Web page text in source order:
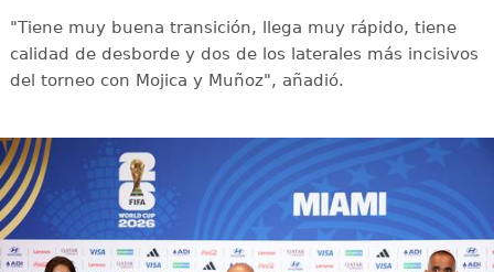
"Tiene muy buena transición, llega muy rápido, tiene
calidad de desborde y dos de los laterales más incisivos
del torneo con Mojica y Muñoz", añadió.